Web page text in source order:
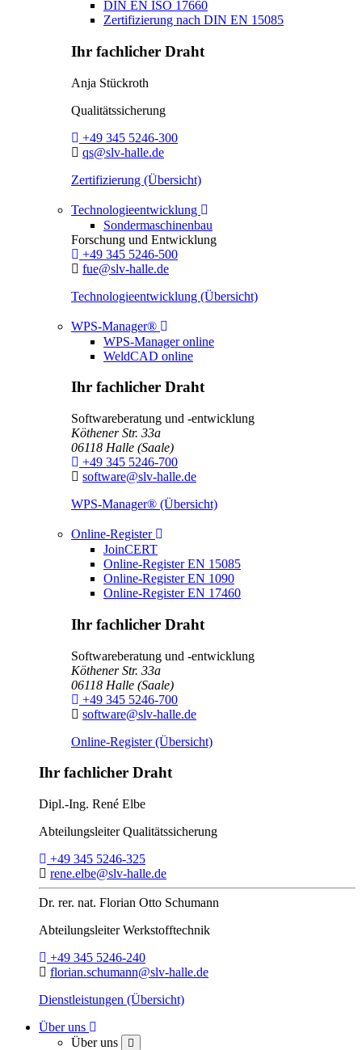
DIN EN ISO 17660
Zertifizierung nach DIN EN 15085
Ihr fachlicher Draht
Anja Stückroth
Qualitätssicherung
Telefon:
+49 345 5246-300
E-Mail:
qs@slv-halle.de
Zertifizierung (Übersicht)
Technologieentwicklung Toggle Dropdown
Sondermaschinenbau
Forschung und Entwicklung
Telefon:
+49 345 5246-500
E-Mail:
fue@slv-halle.de
Technologieentwicklung (Übersicht)
WPS-Manager® Toggle Dropdown
WPS-Manager online
WeldCAD online
Ihr fachlicher Draht
Softwareberatung und -entwicklung
Köthener Str. 33a
06118 Halle (Saale)
Telefon:
+49 345 5246-700
E-Mail:
software@slv-halle.de
WPS-Manager® (Übersicht)
Online-Register Toggle Dropdown
JoinCERT
Online-Register EN 15085
Online-Register EN 1090
Online-Register EN 17460
Ihr fachlicher Draht
Softwareberatung und -entwicklung
Köthener Str. 33a
06118 Halle (Saale)
Telefon:
+49 345 5246-700
E-Mail:
software@slv-halle.de
Online-Register (Übersicht)
Ihr fachlicher Draht
Dipl.-Ing. René Elbe
AbteilungsleiterQualitätssicherung
Telefon:
+49 345 5246-325
E-Mail:
rene.elbe@slv-halle.de
Dr. rer. nat. Florian Otto Schumann
AbteilungsleiterWerkstofftechnik
Telefon:
+49 345 5246-240
E-Mail:
florian.schumann@slv-halle.de
Dienstleistungen (Übersicht)
Über uns
Über uns